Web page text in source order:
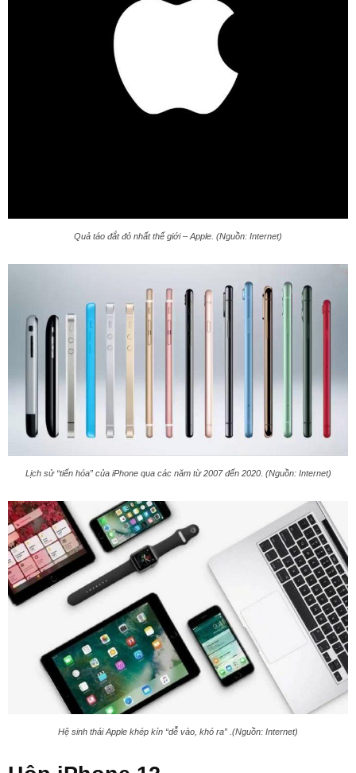
Quả táo đắt đỏ nhất thế giới – Apple. (Nguồn: Internet)
Lịch sử “tiến hóa” của iPhone qua các năm từ 2007 đến 2020. (Nguồn: Internet)
Hệ sinh thái Apple khép kín “dễ vào, khó ra” .(Nguồn: Internet)